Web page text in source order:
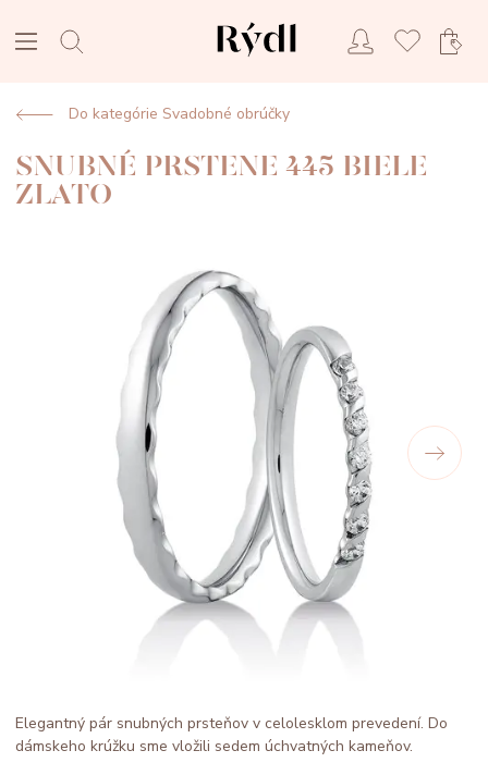
Do kategórie Svadobné obrúčky
SNUBNÉ PRSTENE 445 BIELE
ZLATO
Elegantný pár snubných prsteňov v celolesklom prevedení. Do
dámskeho krúžku sme vložili sedem úchvatných kameňov.